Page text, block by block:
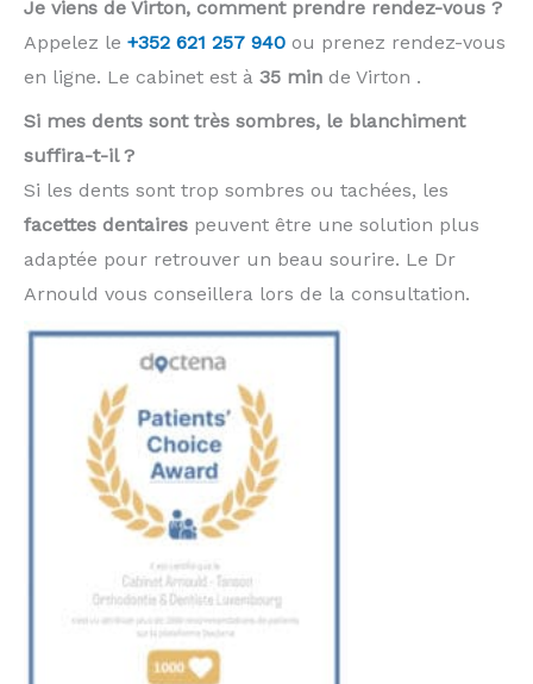
Je viens de Virton, comment prendre rendez-vous ?
Appelez le +352 621 257 940 ou prenez rendez-vous
en ligne. Le cabinet est à 35 min de Virton .
Si mes dents sont très sombres, le blanchiment
suffira-t-il ?
Si les dents sont trop sombres ou tachées, les
facettes dentaires peuvent être une solution plus
adaptée pour retrouver un beau sourire. Le Dr
Arnould vous conseillera lors de la consultation.